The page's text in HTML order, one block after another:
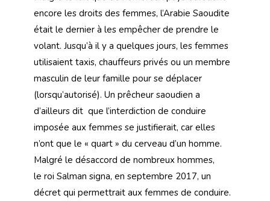
encore les droits des femmes, l’Arabie Saoudite
était le dernier à les empêcher de prendre le
volant. Jusqu’à il y a quelques jours, les femmes
utilisaient taxis, chauffeurs privés ou un membre
masculin de leur famille pour se déplacer
(lorsqu’autorisé). Un prêcheur saoudien a
d’ailleurs dit que l’interdiction de conduire
imposée aux femmes se justifierait, car elles
n’ont que le « quart » du cerveau d’un homme.
Malgré le désaccord de nombreux hommes,
le roi Salman signa, en septembre 2017, un
décret qui permettrait aux femmes de conduire.